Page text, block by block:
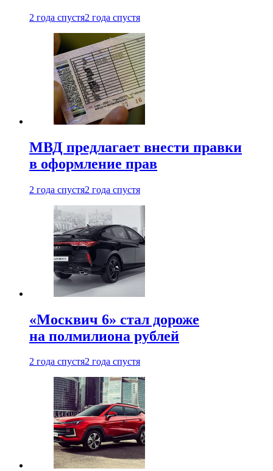
2 года спустя2 года спустя
МВД предлагает внести правки
в оформление прав
2 года спустя2 года спустя
«Москвич 6» стал дороже
на полмилиона рублей
2 года спустя2 года спустя